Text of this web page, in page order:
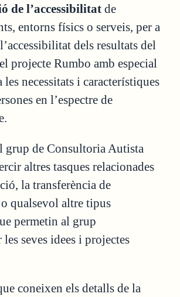
de l’accessibilitat de
entorns físics o serveis, per a
dels resultats del
projecte Rumbo amb especial
les necessitats i característiques
en l’espectre de
grup de Consultoria Autista
altres tasques relacionades
la transferència de
qualsevol altre tipus
permetin al grup
seves idees i projectes
coneixen els detalls de la